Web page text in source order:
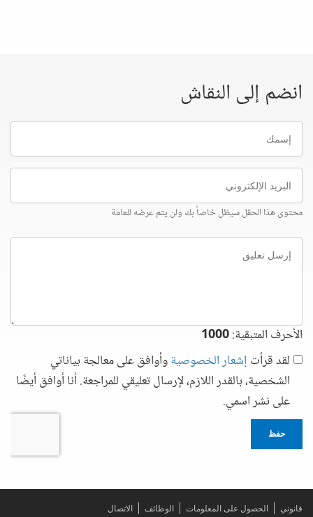
انضم إلى النقاش
إسمك
البريد
الإلكتروني
محتوى هذا الحقل سيظل خاصاً بك ولن يتم عرضه للعامة
إرسل
تعليق
الأحرف المتبقية:1000
لقد قرأت إشعار الخصوصيةوأوافق على معالجة بياناتي
الشخصية، بالقدر اللازم، لإرسال تعليقي للمراجعة. أنا أوافق أيضًا
على نشر اسمي.
حفظ
قانوني الحصول على المعلومات الوظائف الاتصال